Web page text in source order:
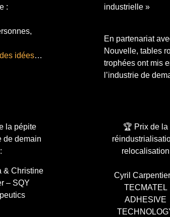
:
idées…
industrielle »
En partenariat
Nouvelle, tables
trophées ont mis
l’industrie de
la pépite
de demain
:
& Christine
– SQY
🏆 Prix de la
relocalisation
Cyril
TECMATEL
ADHESIVE